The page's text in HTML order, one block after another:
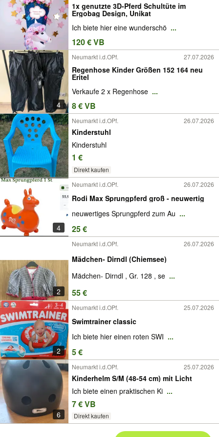
1x genutzte 3D-Pferd Schultüte im
Ergobag Design, Unikat
Ich biete hier eine wunderschö ...
120 € VB
4
Neumarkt i.d.OPf. 27.07.2026
Regenhose Kinder Größen 152 164 neu
Eritel
Verkaufe 2 x Regenhose ...
8 € VB
Neumarkt i.d.OPf. 26.07.2026
Kinderstuhl
Kinderstuhl
1 €
Direkt kaufen
4
Neumarkt i.d.OPf. 26.07.2026
Rodi Max Sprungpferd groß - neuwertig
neuwertiges Sprungpferd zum Au ...
25 €
2
Neumarkt i.d.OPf. 26.07.2026
Mädchen- Dirndl (Chiemsee)
Mädchen- Dirndl , Gr. 128 , se ...
55 €
2
Neumarkt i.d.OPf. 25.07.2026
Swimtrainer classic
Ich biete hier einen roten SWI ...
5 €
6
Neumarkt i.d.OPf. 25.07.2026
Kinderhelm S/M (48-54 cm) mit Licht
Ich biete einen praktischen Ki ...
7 € VB
Direkt kaufen